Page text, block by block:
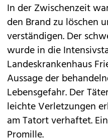
In der Zwischenzeit
den Brand zu löschen
verständigen. Der
wurde in die
Landeskrankenhaus
Aussage der
Lebensgefahr. Der
leichte Verletzungen
am Tatort verhaftet.